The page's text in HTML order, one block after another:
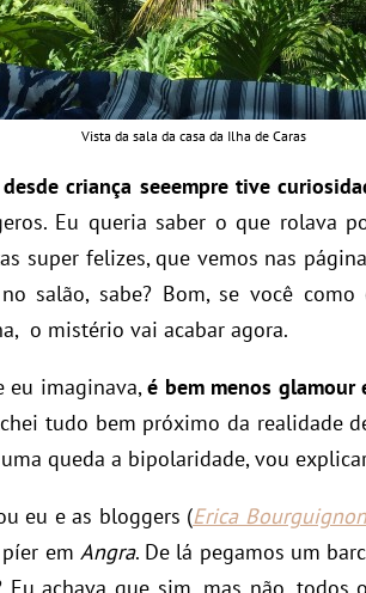
Vista da sala da casa da Ilha de Caras
desde criança seeempre tive
Eu queria saber o que rolava
super felizes, que vemos nas
salão, sabe? Bom, se você como
o mistério vai acabar agora.
eu imaginava,é bem menos glamour
tudo bem próximo da realidade
queda a bipolaridade, vou
eu e as bloggers (Erica Bourguignon
em Angra. De lá pegamos um